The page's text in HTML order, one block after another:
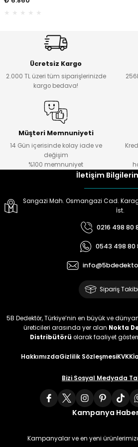
Ücretsiz Kargo
2.000 TL üzeri tüm siparişlerinizde
kargo bedava!
Müşteri Memnuniyeti
14 Gün içerisinde kolay iade ve
değişim
%100 memnuniyet
İletişim
Sarıgazi Mah. Osmangazi Cad.
İst.
0216 498 80
0543 498 80
Sipariş Takibi
5B Dedektör, Türkiye’nin en büyük ve
üreticileri arasında yer alan Nokta
Distribütörü olarak faaliyet
HakkımızdaGizlilik SözleşmesiKVKK
Bizi Sosyal Medyada
Kampanya
Kampanyalar ve en yeni
Başlıkları
Başlıkları